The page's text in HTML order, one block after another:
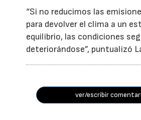
“Si no reducimos las
para devolver el clima a un
equilibrio, las condiciones
deteriorándose”, puntualizó
ver/escribir